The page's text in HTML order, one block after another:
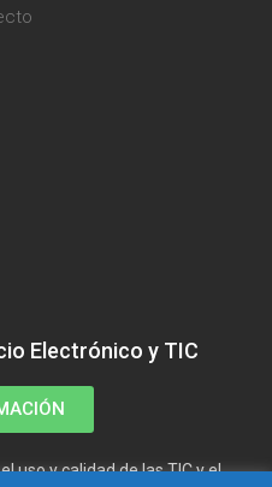
Electrónico y TIC
uso y calidad de las TIC y el